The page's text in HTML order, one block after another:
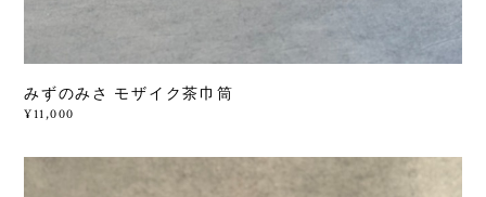
みずのみさ モザイク茶巾筒
¥11,000